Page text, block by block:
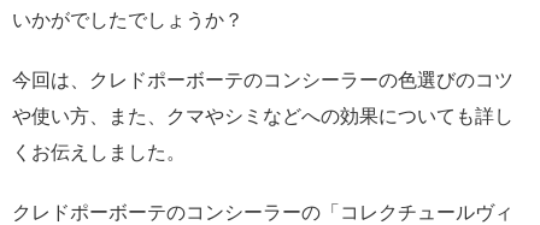
いかがでしたでしょうか？
今回は、クレドポーボーテのコンシーラーの色選びのコツ
や使い方、また、クマやシミなどへの効果についても詳し
くお伝えしました。
クレドポーボーテのコンシーラーの「コレクチュールヴィ